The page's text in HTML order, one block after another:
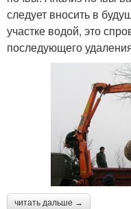
следует вносить в
участке водой, это
последующего
читать дальше →